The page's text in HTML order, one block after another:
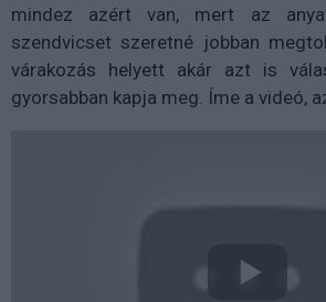
mindez azért van, mert az
szendvicset szeretné jobban
várakozás helyett akár azt is
gyorsabban kapja meg. Íme a videó,